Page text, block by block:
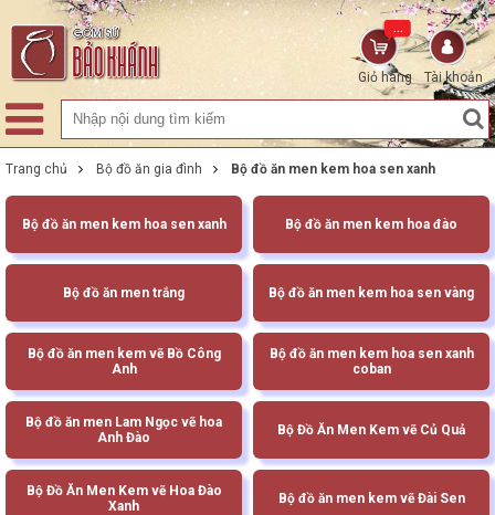
Tài khoản
Giỏ hàng
...
Trang chủ Bộ đồ ăn gia đình Bộ đồ ăn men kem hoa sen xanh
Bộ đồ ăn men kem hoa sen xanh Bộ đồ ăn men kem hoa đào
Bộ đồ ăn men trắng Bộ đồ ăn men kem hoa sen vàng
Bộ đồ ăn men kem vẽ Bồ Công
Anh
Bộ đồ ăn men kem hoa sen xanh
coban
Bộ đồ ăn men Lam Ngọc vẽ hoa
Anh Đào
Bộ Đồ Ăn Men Kem vẽ Củ Quả
Bộ Đồ Ăn Men Kem vẽ Hoa Đào
Xanh
Bộ đồ ăn men kem vẽ Đài Sen